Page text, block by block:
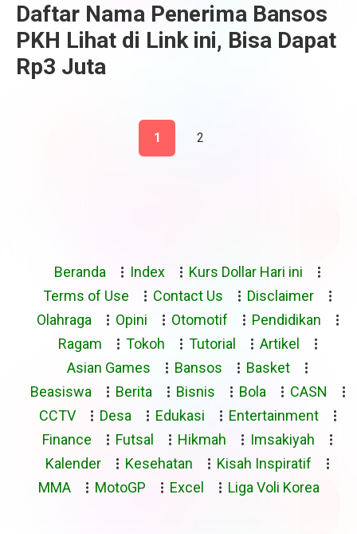
Daftar Nama Penerima Bansos
PKH Lihat di Link ini, Bisa Dapat
Rp3 Juta
1 2
Beranda Index
Kurs Dollar Hari ini
Terms of Use
Contact Us
Disclaimer
Olahraga
Opini Otomotif
Pendidikan
Ragam
Tokoh Tutorial
Artikel
Asian Games
Bansos
Basket
Beasiswa
Berita Bisnis Bola
CASN
CCTV
Desa Edukasi
Entertainment
Finance
Futsal Hikmah
Imsakiyah
Kalender
Kesehatan
Kisah Inspiratif
MMA
MotoGP Excel Liga Voli Korea